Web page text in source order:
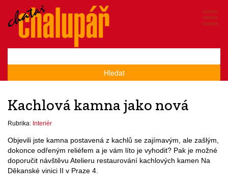
Hledat
Kachlová kamna jako nová
Rubrika: Interiér
Objevili jste kamna postavená z kachlů se zajímavým, ale zašlým,
dokonce odřeným reliéfem a je vám líto je vyhodit? Pak je možné
doporučit návštěvu Atelieru restaurování kachlových kamen Na
Děkanské vinici II v Praze 4.